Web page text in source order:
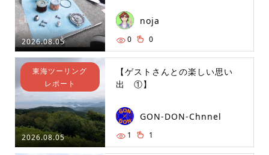
2026.08.05
noja
0 0
2026.08.05
東海ツーリング
レポート
【ゲストさんとの楽しい思い
出 ①】
GON-DON-Chnnel
1 1